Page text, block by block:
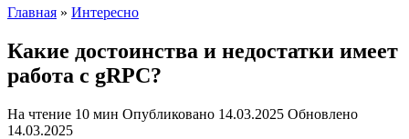
Главная » Интересно
Какие достоинства и недостатки имеет
работа с gRPC?
На чтение 10 мин Опубликовано 14.03.2025 Обновлено
14.03.2025